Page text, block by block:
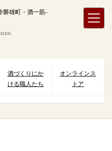
磐雄町・酒一筋-
酒づくりにか
ける職人たち
オンラインス
トア